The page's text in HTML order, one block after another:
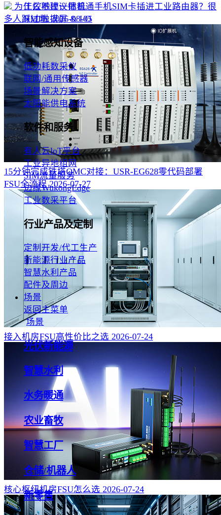
工控触摸一体机
HMI触摸屏 & I/O
智能感知设备
低功耗数采仪
联网/通用传感器
场景解决方案
太阳能供电系统
软件和服务
有人云loT平台
工业异地组网
SIM流量服务
边缘WukongEdge
工业数采平台
行业产品及定制
定制开发/代工生产
新能源行业产品
智慧水利产品
配件及周边
场景
返回主菜单
场景
光伏新能源
智慧水利
水务暖通
农业畜牧
智慧工厂
仓储/机器人
新零售
为什么不建议把普通手机SIM卡插进工业路由器？很
多人踩过坑 2026-08-05
15分钟完成铁塔OMC对接：USR-EG628零代码部署
FSU全流程‌ 2026-07-27
接入机房FSU高性价比之选 2026-07-24
核心枢纽机房FSU怎么选 2026-07-24